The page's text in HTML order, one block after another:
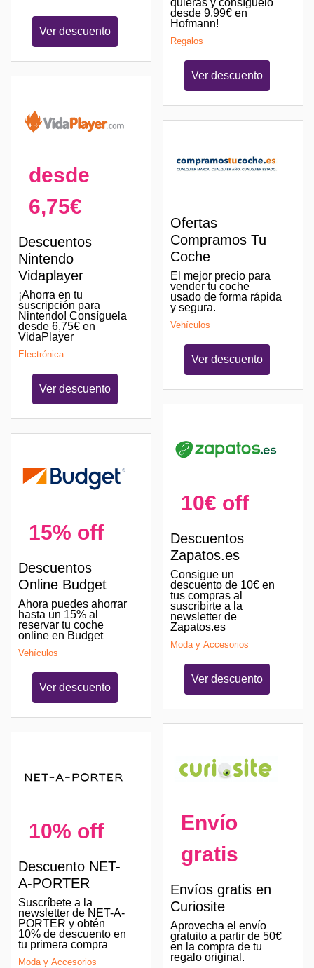
Ver descuento
desde
6,75€
Descuentos
Nintendo
Vidaplayer
¡Ahorra en tu
suscripción para
Nintendo! Consíguela
desde 6,75€ en
VidaPlayer
Electrónica
Ver descuento
15% off
Descuentos
Online Budget
Ahora puedes ahorrar
hasta un 15% al
reservar tu coche
online en Budget
Vehículos
Ver descuento
10% off
Descuento NET-
A-PORTER
Suscríbete a la
newsletter de NET-A-
PORTER y obtén
10% de descuento en
tu primera compra
Moda y Accesorios
quieras y consíguelo
desde 9,99€ en
Hofmann!
Regalos
Ver descuento
Ofertas
Compramos Tu
Coche
El mejor precio para
vender tu coche
usado de forma rápida
y segura.
Vehículos
Ver descuento
10€ off
Descuentos
Zapatos.es
Consigue un
descuento de 10€ en
tus compras al
suscribirte a la
newsletter de
Zapatos.es
Moda y Accesorios
Ver descuento
Envío
gratis
Envíos gratis en
Curiosite
Aprovecha el envío
gratuito a partir de 50€
en la compra de tu
regalo original.